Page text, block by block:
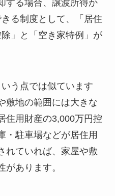
する場合、譲渡所得か
る制度として、「居住
」と「空き家特例」が
う点では似ています
敷地の範囲には大きな
住用財産の3,000万円控
・駐車場などが居住用
れていれば、家屋や敷
あります。